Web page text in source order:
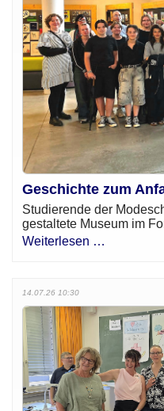
Geschichte zum
Studierende der
gestaltete Museum im
Weiterlesen …
14.07.26 10:30